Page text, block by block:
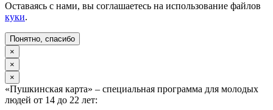
Оставаясь с нами, вы соглашаетесь на использование файлов
куки.
Понятно, спасибо
×
×
×
«Пушкинская карта» – специальная программа для молодых
людей от 14 до 22 лет: